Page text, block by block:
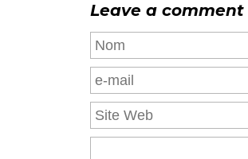
Leave a comment